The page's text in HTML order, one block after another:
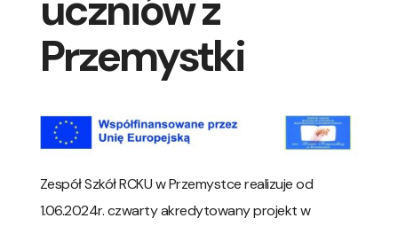
Przemystki
Zespół Szkół RCKU w Przemystce realizuje od
1.06.2024r. czwarty akredytowany projekt w